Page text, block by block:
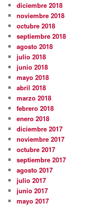
diciembre 2018
noviembre 2018
octubre 2018
septiembre 2018
agosto 2018
julio 2018
junio 2018
mayo 2018
abril 2018
marzo 2018
febrero 2018
enero 2018
diciembre 2017
noviembre 2017
octubre 2017
septiembre 2017
agosto 2017
julio 2017
junio 2017
mayo 2017